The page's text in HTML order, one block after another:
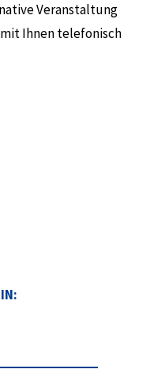
Veranstaltung
Ihnen telefonisch